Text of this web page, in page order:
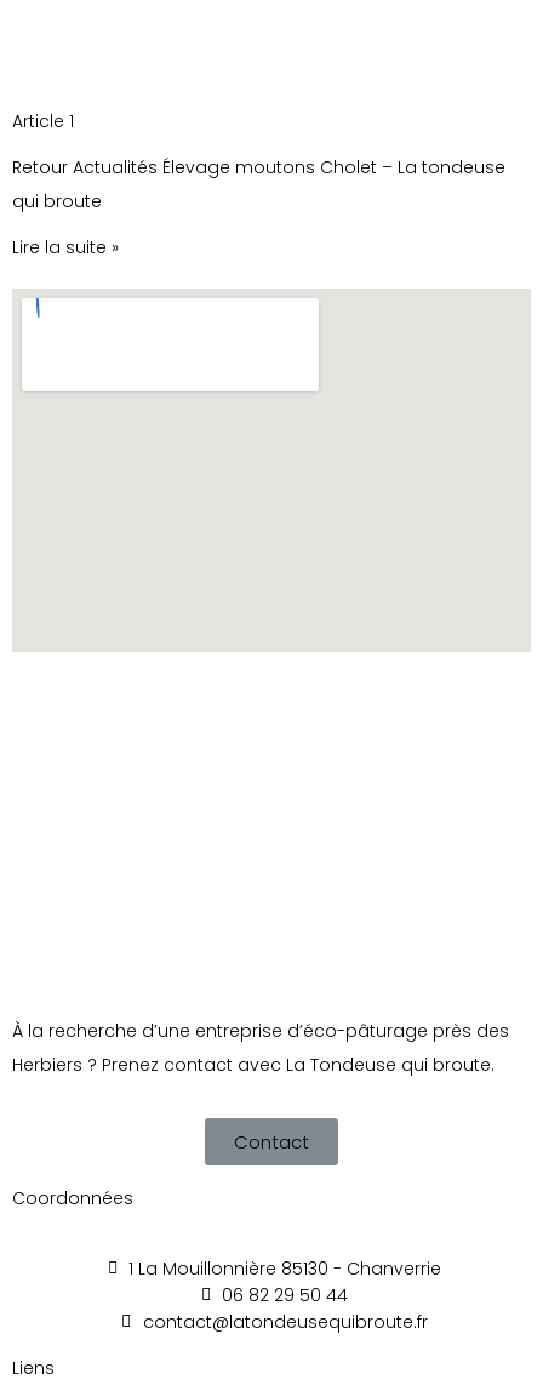
Article 1
Retour Actualités Élevage moutons Cholet – La tondeuse
qui broute
Lire la suite »
À la recherche d’une entreprise d’éco-pâturage près des
Herbiers ? Prenez contact avec La Tondeuse qui broute.
Contact
Coordonnées
1 La Mouillonnière 85130 - Chanverrie
06 82 29 50 44
contact@latondeusequibroute.fr
Liens